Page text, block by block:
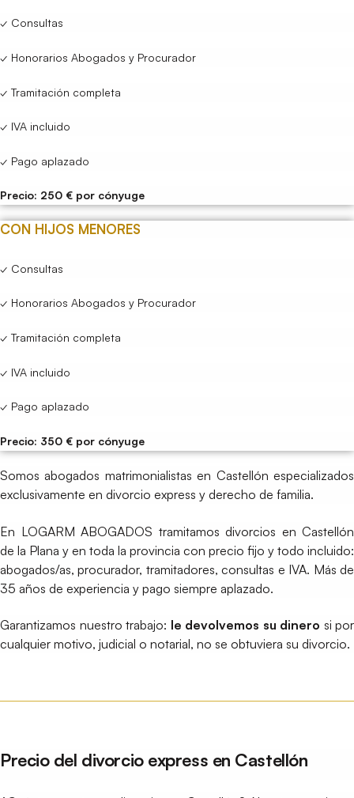
✓ Consultas
✓ Honorarios Abogados y Procurador
✓ Tramitación completa
✓ IVA incluido
✓ Pago aplazado
Precio: 250 € por cónyuge
CON HIJOS MENORES
✓ Consultas
✓ Honorarios Abogados y Procurador
✓ Tramitación completa
✓ IVA incluido
✓ Pago aplazado
Precio: 350 € por cónyuge
Somos abogados matrimonialistas en Castellón especializados
exclusivamente en divorcio express y derecho de familia.
En LOGARM ABOGADOS tramitamos divorcios en Castellón
de la Plana y en toda la provincia con precio fijo y todo incluido:
abogados/as, procurador, tramitadores, consultas e IVA. Más de
35 años de experiencia y pago siempre aplazado.
Garantizamos nuestro trabajo: le devolvemos su dinero si por
cualquier motivo, judicial o notarial, no se obtuviera su divorcio.
Precio del divorcio express en Castellón